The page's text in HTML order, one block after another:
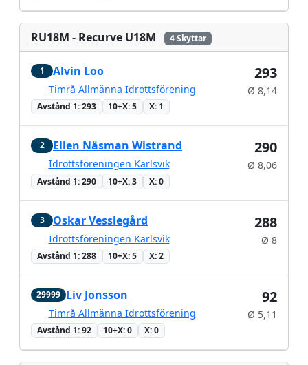
RU18M - Recurve U18M 4 Skyttar
1 Alvin Loo
Timrå Allmänna Idrottsförening
Avstånd 1: 293 10+X: 5 X: 1
293
Ø 8,14
2 Ellen Näsman Wistrand
Idrottsföreningen Karlsvik
Avstånd 1: 290 10+X: 3 X: 0
290
Ø 8,06
3 Oskar Vesslegård
Idrottsföreningen Karlsvik
Avstånd 1: 288 10+X: 5 X: 2
288
Ø 8
29999 Liv Jonsson
Timrå Allmänna Idrottsförening
Avstånd 1: 92 10+X: 0 X: 0
92
Ø 5,11